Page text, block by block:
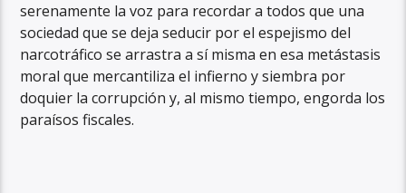
serenamente la voz para recordar a todos que una
sociedad que se deja seducir por el espejismo del
narcotráfico se arrastra a sí misma en esa metástasis
moral que mercantiliza el infierno y siembra por
doquier la corrupción y, al mismo tiempo, engorda los
paraísos fiscales.